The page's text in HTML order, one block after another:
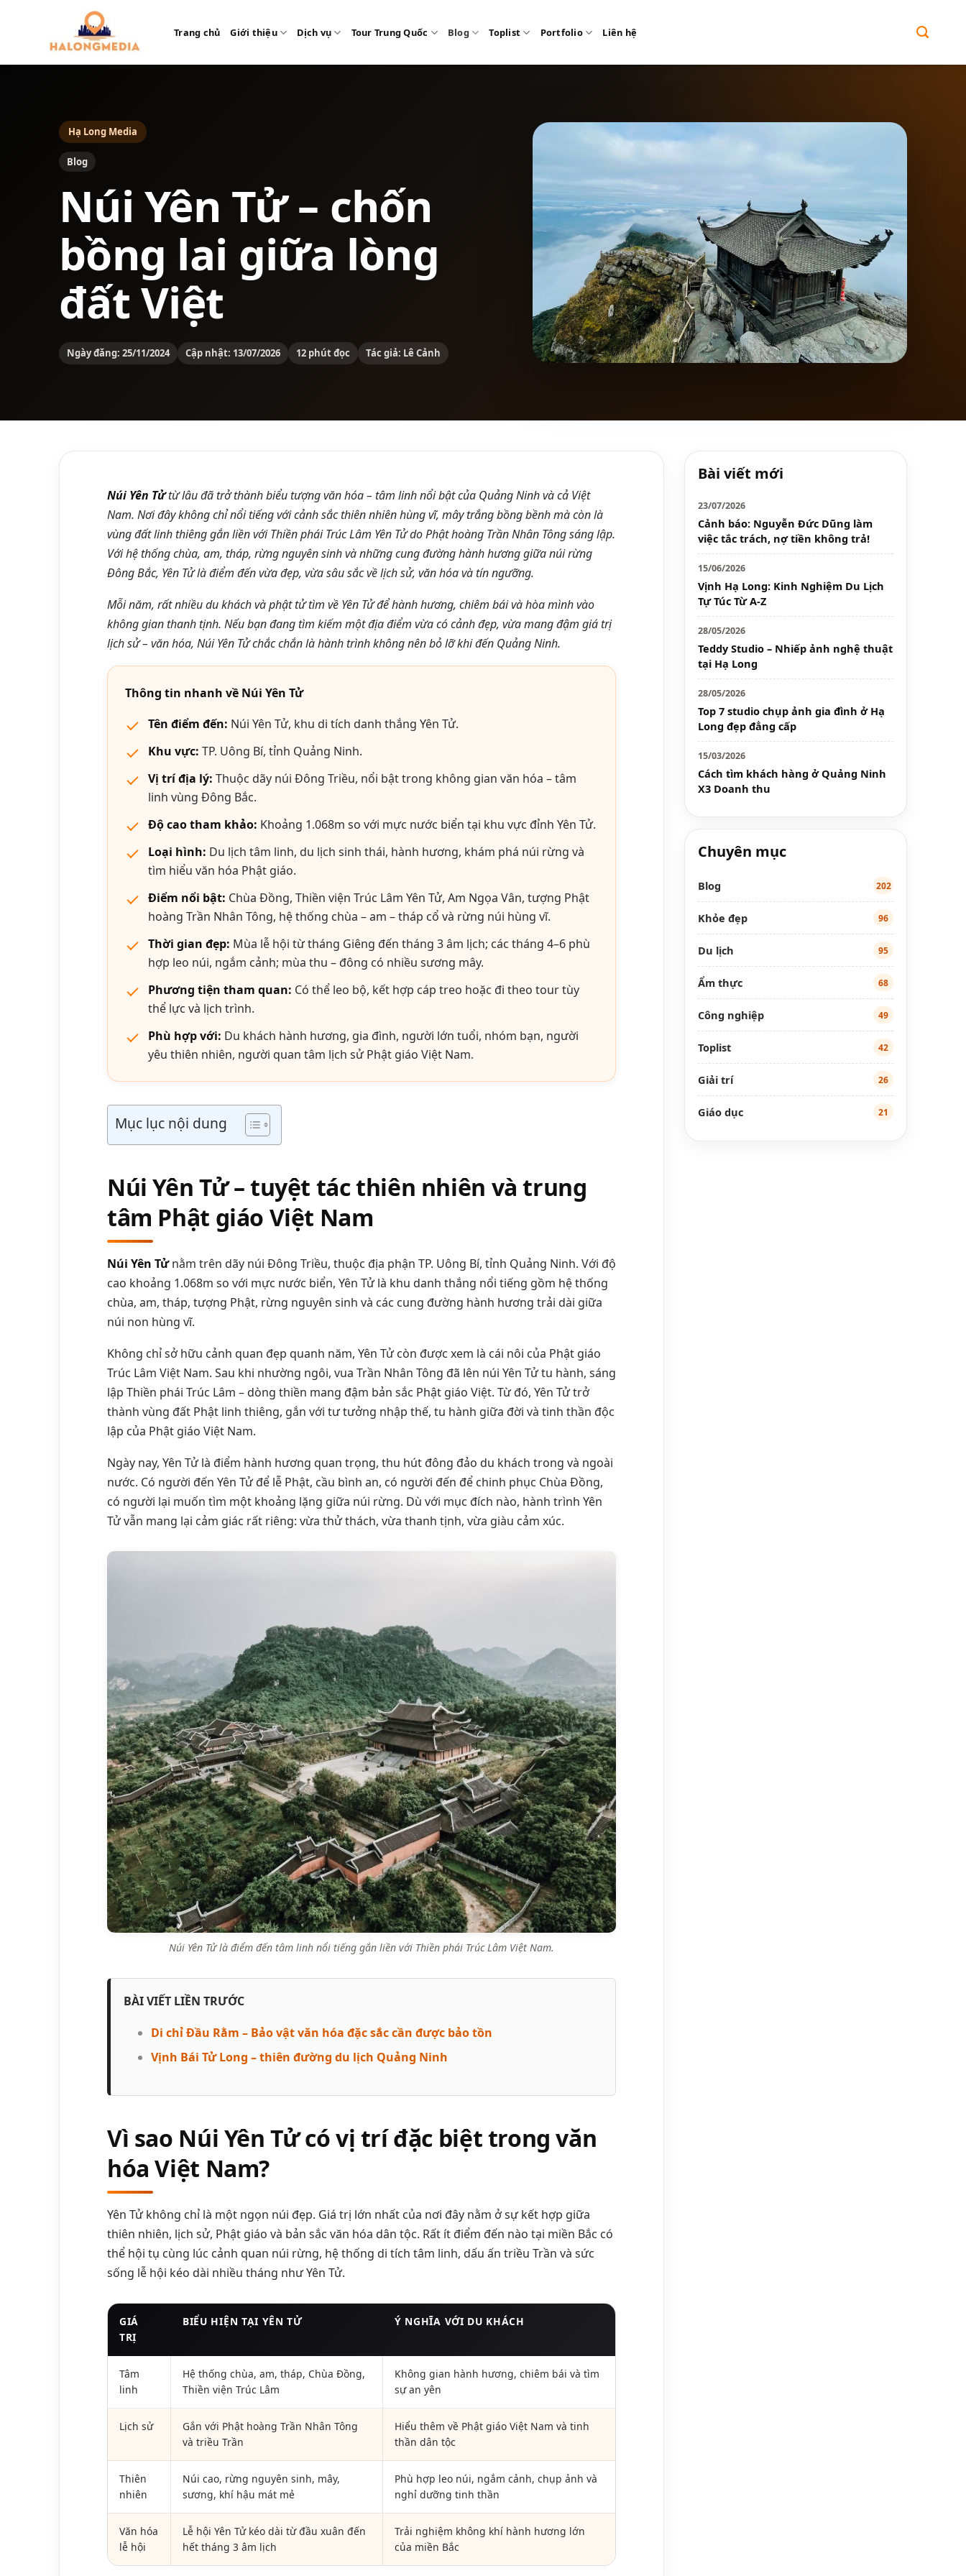
dung
Trang chủ Giới thiệu Dịch vụ Tour Trung Quốc Blog Toplist Portfolio Liên hệ
Hạ Long Media
Blog
Núi Yên Tử – chốn
bồng lai giữa lòng
đất Việt
Ngày đăng: 25/11/2024 Cập nhật: 13/07/2026 12 phút đọc Tác giả: Lê Cảnh
Núi Yên Tửtừ lâu đã trở thành biểu tượng văn hóa – tâm linh nổi bật của Quảng Ninh và cả Việt
Nam. Nơi đây không chỉ nổi tiếng với cảnh sắc thiên nhiên hùng vĩ, mây trắng bồng bềnh mà còn là
vùng đất linh thiêng gắn liền với Thiền phái Trúc Lâm Yên Tử do Phật hoàng Trần Nhân Tông sáng lập.
Với hệ thống chùa, am, tháp, rừng nguyên sinh và những cung đường hành hương giữa núi rừng
Đông Bắc, Yên Tử là điểm đến vừa đẹp, vừa sâu sắc về lịch sử, văn hóa và tín ngưỡng.
Mỗi năm, rất nhiều du khách và phật tử tìm về Yên Tử để hành hương, chiêm bái và hòa mình vào
không gian thanh tịnh. Nếu bạn đang tìm kiếm một địa điểm vừa có cảnh đẹp, vừa mang đậm giá trị
lịch sử – văn hóa, Núi Yên Tử chắc chắn là hành trình không nên bỏ lỡ khi đến Quảng Ninh.
Thông tin nhanh về Núi Yên Tử
Tên điểm đến: Núi Yên Tử, khu di tích danh thắng Yên Tử.
Khu vực: TP. Uông Bí, tỉnh Quảng Ninh.
Vị trí địa lý: Thuộc dãy núi Đông Triều, nổi bật trong không gian văn hóa – tâm
linh vùng Đông Bắc.
Độ cao tham khảo: Khoảng 1.068m so với mực nước biển tại khu vực đỉnh Yên Tử.
Loại hình: Du lịch tâm linh, du lịch sinh thái, hành hương, khám phá núi rừng và
tìm hiểu văn hóa Phật giáo.
Điểm nổi bật: Chùa Đồng, Thiền viện Trúc Lâm Yên Tử, Am Ngọa Vân, tượng Phật
hoàng Trần Nhân Tông, hệ thống chùa – am – tháp cổ và rừng núi hùng vĩ.
Thời gian đẹp: Mùa lễ hội từ tháng Giêng đến tháng 3 âm lịch; các tháng 4–6 phù
hợp leo núi, ngắm cảnh; mùa thu – đông có nhiều sương mây.
Phương tiện tham quan: Có thể leo bộ, kết hợp cáp treo hoặc đi theo tour tùy
thể lực và lịch trình.
Phù hợp với: Du khách hành hương, gia đình, người lớn tuổi, nhóm bạn, người
yêu thiên nhiên, người quan tâm lịch sử Phật giáo Việt Nam.
Mục lục nội dung
Núi Yên Tử – tuyệt tác thiên nhiên và trung
tâm Phật giáo Việt Nam
Núi Yên Tửnằm trên dãy núi Đông Triều, thuộc địa phận TP. Uông Bí, tỉnh Quảng Ninh. Với độ
cao khoảng 1.068m so với mực nước biển, Yên Tử là khu danh thắng nổi tiếng gồm hệ thống
chùa, am, tháp, tượng Phật, rừng nguyên sinh và các cung đường hành hương trải dài giữa
núi non hùng vĩ.
Không chỉ sở hữu cảnh quan đẹp quanh năm, Yên Tử còn được xem là cái nôi của Phật giáo
Trúc Lâm Việt Nam. Sau khi nhường ngôi, vua Trần Nhân Tông đã lên núi Yên Tử tu hành, sáng
lập Thiền phái Trúc Lâm – dòng thiền mang đậm bản sắc Phật giáo Việt. Từ đó, Yên Tử trở
thành vùng đất Phật linh thiêng, gắn với tư tưởng nhập thế, tu hành giữa đời và tinh thần độc
lập của Phật giáo Việt Nam.
Ngày nay, Yên Tử là điểm hành hương quan trọng, thu hút đông đảo du khách trong và ngoài
nước. Có người đến Yên Tử để lễ Phật, cầu bình an, có người đến để chinh phục Chùa Đồng,
có người lại muốn tìm một khoảng lặng giữa núi rừng. Dù với mục đích nào, hành trình Yên
Tử vẫn mang lại cảm giác rất riêng: vừa thử thách, vừa thanh tịnh, vừa giàu cảm xúc.
Núi Yên Tử là điểm đến tâm linh nổi tiếng gắn liền với Thiền phái Trúc Lâm Việt Nam.
BÀI VIẾT LIỀN TRƯỚC
Di chỉ Đầu Rằm – Bảo vật văn hóa đặc sắc cần được bảo tồn
Vịnh Bái Tử Long – thiên đường du lịch Quảng Ninh
Vì sao Núi Yên Tử có vị trí đặc biệt trong văn
hóa Việt Nam?
Yên Tử không chỉ là một ngọn núi đẹp. Giá trị lớn nhất của nơi đây nằm ở sự kết hợp giữa
thiên nhiên, lịch sử, Phật giáo và bản sắc văn hóa dân tộc. Rất ít điểm đến nào tại miền Bắc có
thể hội tụ cùng lúc cảnh quan núi rừng, hệ thống di tích tâm linh, dấu ấn triều Trần và sức
sống lễ hội kéo dài nhiều tháng như Yên Tử.
GIÁ
TRỊ
BIỂU HIỆN TẠI YÊN TỬ Ý NGHĨA VỚI DU KHÁCH
Tâm
linh
Hệ thống chùa, am, tháp, Chùa Đồng,
Thiền viện Trúc Lâm
Không gian hành hương, chiêm bái và tìm
sự an yên
Lịch sử
Gắn với Phật hoàng Trần Nhân Tông
và triều Trần
Hiểu thêm về Phật giáo Việt Nam và tinh
thần dân tộc
Thiên
nhiên
Núi cao, rừng nguyên sinh, mây,
sương, khí hậu mát mẻ
Phù hợp leo núi, ngắm cảnh, chụp ảnh và
nghỉ dưỡng tinh thần
Văn hóa
lễ hội
Lễ hội Yên Tử kéo dài từ đầu xuân đến
hết tháng 3 âm lịch
Trải nghiệm không khí hành hương lớn
của miền Bắc
Bài viết mới
23/07/2026
Cảnh báo: Nguyễn Đức Dũng làm
việc tắc trách, nợ tiền không trả!
15/06/2026
Vịnh Hạ Long: Kinh Nghiệm Du Lịch
Tự Túc Từ A-Z
28/05/2026
Teddy Studio – Nhiếp ảnh nghệ thuật
tại Hạ Long
28/05/2026
Top 7 studio chụp ảnh gia đình ở Hạ
Long đẹp đẳng cấp
15/03/2026
Cách tìm khách hàng ở Quảng Ninh
X3 Doanh thu
Chuyên mục
Blog 202
Khỏe đẹp 96
Du lịch 95
Ẩm thực 68
Công nghiệp 49
Toplist 42
Giải trí 26
Giáo dục 21